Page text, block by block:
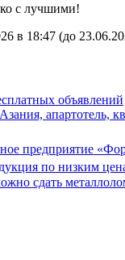
с лучшими!
в 18:47 (до
объявлений
апартотель,
предприятие
по низким
сдать